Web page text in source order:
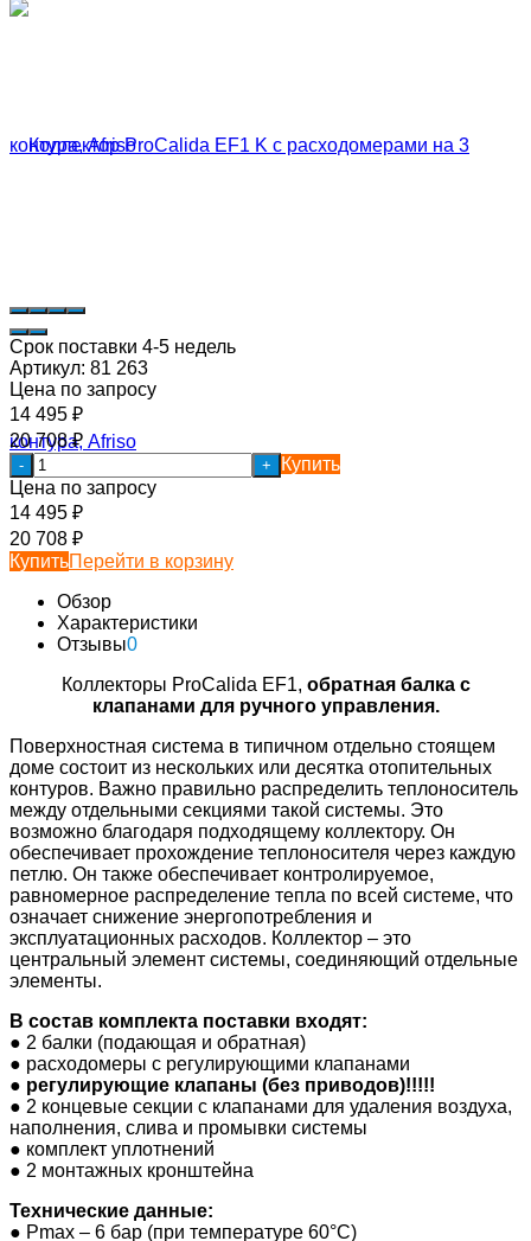
Срок поставки 4-5 недель
Артикул: 81 263
Цена по запросу
14 495 ₽
20 708₽
- +
Купить
Цена по запросу
14 495 ₽
20 708 ₽
КупитьПерейти в корзину
Обзор
Характеристики
Отзывы0
Коллекторы ProCalida EF1, обратная балка с
клапанами для ручного управления.
Поверхностная система в типичном отдельно стоящем
доме состоит из нескольких или десятка отопительных
контуров. Важно правильно распределить теплоноситель
между отдельными секциями такой системы. Это
возможно благодаря подходящему коллектору. Он
обеспечивает прохождение теплоносителя через каждую
петлю. Он также обеспечивает контролируемое,
равномерное распределение тепла по всей системе, что
означает снижение энергопотребления и
эксплуатационных расходов. Коллектор – это
центральный элемент системы, соединяющий отдельные
элементы.
В состав комплекта поставки входят:
● 2 балки (подающая и обратная)
● расходомеры с регулирующими клапанами
● регулирующие клапаны (без приводов)!!!!!
● 2 концевые секции с клапанами для удаления воздуха,
наполнения, слива и промывки системы
● комплект уплотнений
● 2 монтажных кронштейна
Технические данные:
● Pmax – 6 бар (при температуре 60°C)